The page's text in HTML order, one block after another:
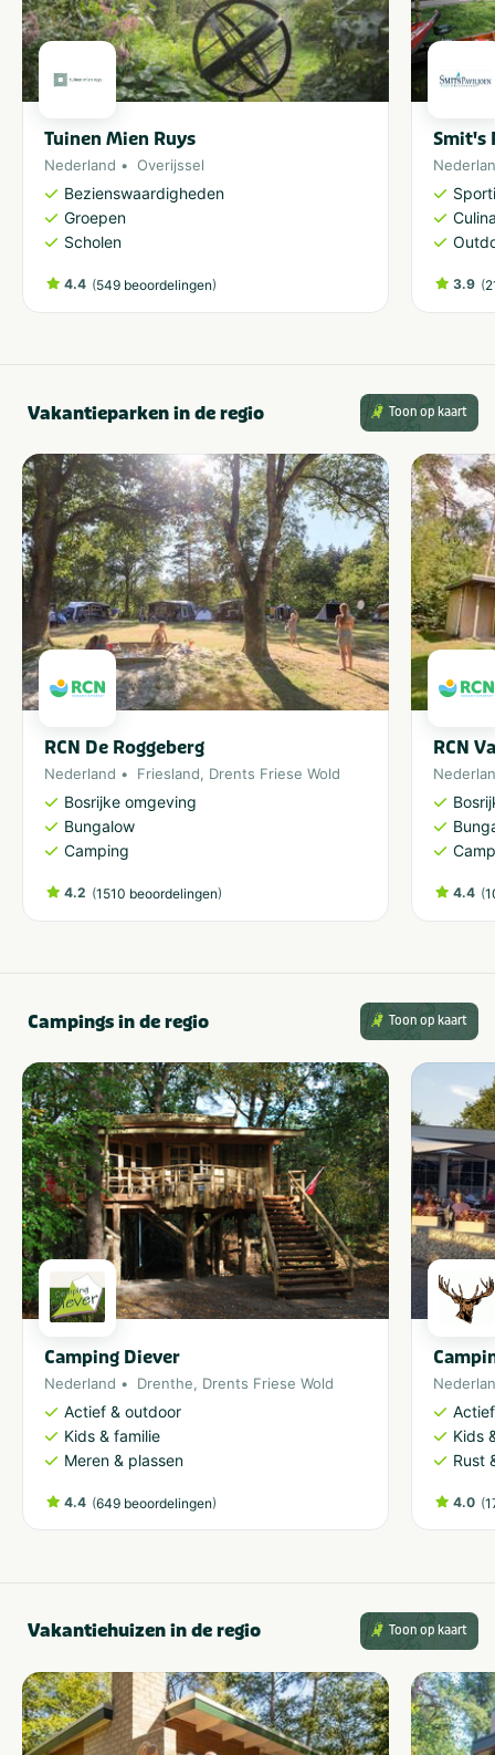
Tuinen Mien Ruys
Nederland Overijssel
Bezienswaardigheden
Groepen
Scholen
4.4 (549 beoordelingen)
Smit's
3.9 (
Vakantieparken in de regio Toon op kaart
RCN De Roggeberg
Nederland Friesland, Drents Friese Wold
Bosrijke omgeving
Bungalow
Camping
4.2 (1510 beoordelingen)
RCN
4.4 (
Campings in de regio Toon op kaart
Camping Diever
Nederland Drenthe, Drents Friese Wold
Actief & outdoor
Kids & familie
Meren & plassen
4.4 (649 beoordelingen)
Kids
Rust
4.0 (
Vakantiehuizen in de regio Toon op kaart